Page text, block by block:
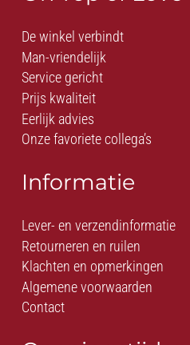
De winkel verbindt
Man-vriendelijk
Service gericht
Prijs kwaliteit
Eerlijk advies
Onze favoriete collega’s
Informatie
Lever- en verzendinformatie
Retourneren en ruilen
Klachten en opmerkingen
Algemene voorwaarden
Contact